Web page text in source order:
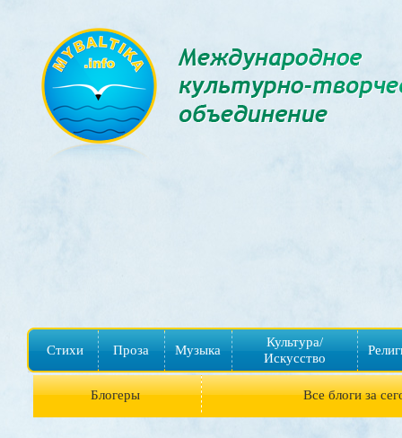
Стихи Проза Музыка
Культура/
Искусство
Блогеры Все блоги за